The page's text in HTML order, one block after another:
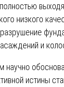
низкого
и
научно
истины